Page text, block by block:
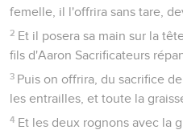
femelle, il l'offrira sans tare,
2 Et il posera sa main sur la
fils d'Aaron Sacrificateurs
3 Puis on offrira, du sacrifice
les entrailles, et toute la
4 Et les deux rognons avec la